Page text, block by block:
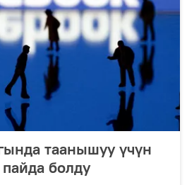
таанышуу үчүн
болду